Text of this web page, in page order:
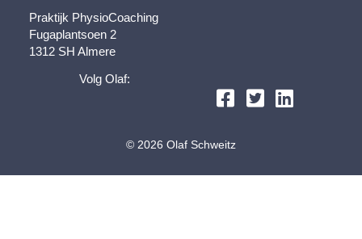
Praktijk PhysioCoaching
Fugaplantsoen 2
1312 SH Almere
Volg Olaf:
© 2026 Olaf Schweitz